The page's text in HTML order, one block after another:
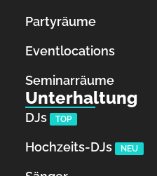
Partyräume
Eventlocations
Seminarräume
Unterhaltung
DJs TOP
Hochzeits-DJs NEU